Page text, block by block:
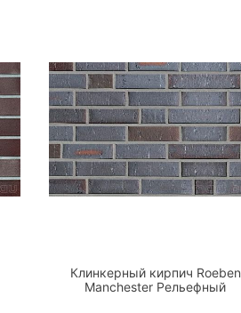
Клинкерный кирпич Roeben
Manchester Рельефный